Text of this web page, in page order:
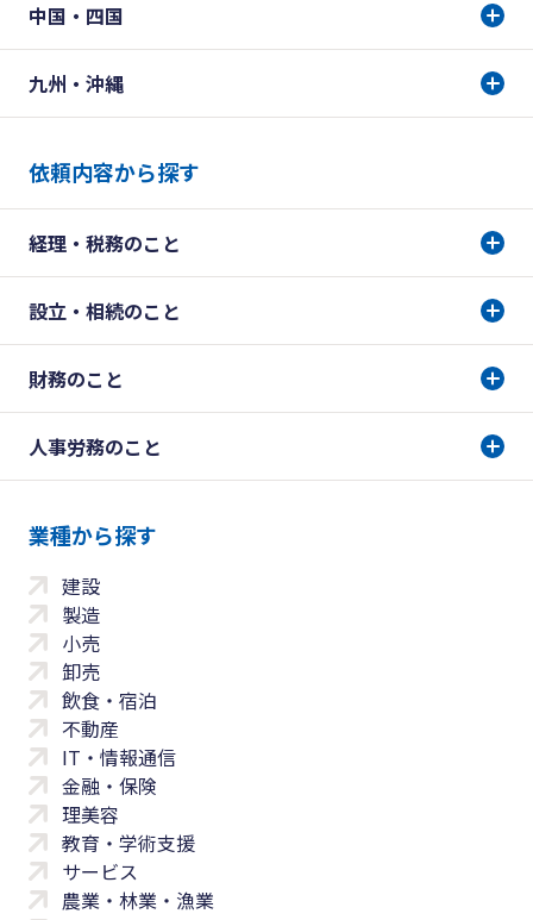
中国・四国
九州・沖縄
依頼内容から探す
経理・税務のこと
設立・相続のこと
財務のこと
人事労務のこと
業種から探す
建設
製造
小売
卸売
飲食・宿泊
不動産
IT・情報通信
金融・保険
理美容
教育・学術支援
サービス
農業・林業・漁業